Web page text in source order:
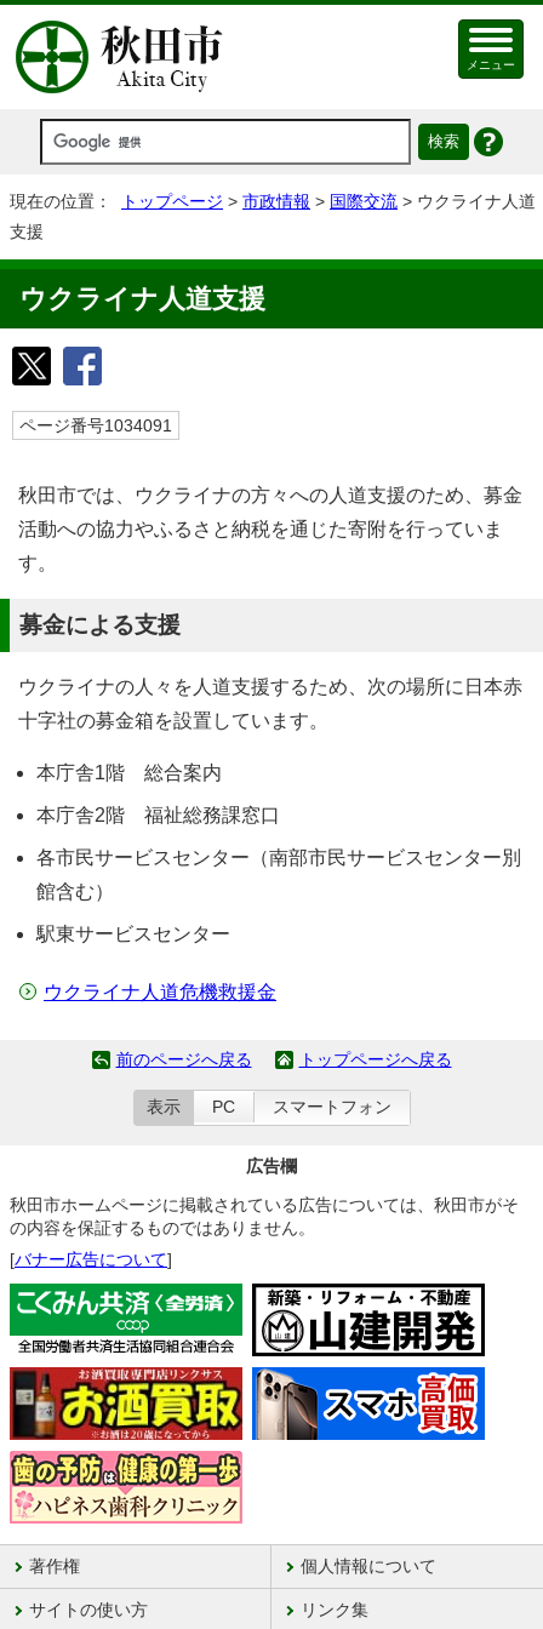
メニュー
現在の位置： トップページ > 市政情報 > 国際交流 > ウクライナ人道
支援
ウクライナ人道支援
ページ番号1034091
秋田市では、ウクライナの方々への人道支援のため、募金
活動への協力やふるさと納税を通じた寄附を行っていま
す。
募金による支援
ウクライナの人々を人道支援するため、次の場所に日本赤
十字社の募金箱を設置しています。
本庁舎1階 総合案内
本庁舎2階 福祉総務課窓口
各市民サービスセンター（南部市民サービスセンター別
館含む）
駅東サービスセンター
ウクライナ人道危機救援金
前のページへ戻る トップページへ戻る
表示 PC スマートフォン
広告欄
秋田市ホームページに掲載されている広告については、秋田市がそ
の内容を保証するものではありません。
[バナー広告について]
著作権 個人情報について
サイトの使い方 リンク集